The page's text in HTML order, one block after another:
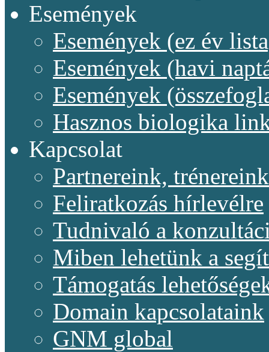
Események
Események (ez év
Események (havi
Események
Hasznos biologika
Kapcsolat
Partnereink, trénereink
Feliratkozás hírlevélre
Tudnivaló a
Miben lehetünk a
Támogatás
Domain kapcsolataink
GNM global